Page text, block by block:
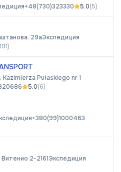
+48(730)323330 5.0(5)
29аЭкспедиция
191)
Pułaskiego nr 1
5.0(6)
+380(99)1000463
2-2161Экспедиция